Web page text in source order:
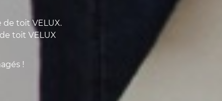
toit VELUX.
toit VELUX
!